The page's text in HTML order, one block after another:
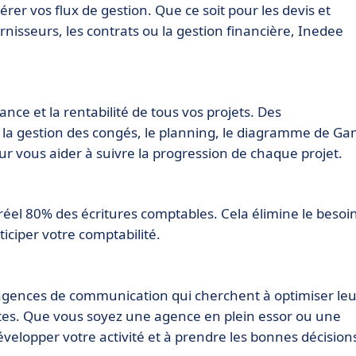
vos flux de gestion. Que ce soit pour les devis et
les contrats ou la gestion financière, Inedee
et la rentabilité de tous vos projets. Des
gestion des congés, le planning, le diagramme de
vous aider à suivre la progression de chaque projet.
80% des écritures comptables. Cela élimine le
votre comptabilité.
de communication qui cherchent à optimiser
Que vous soyez une agence en plein essor ou une
votre activité et à prendre les bonnes